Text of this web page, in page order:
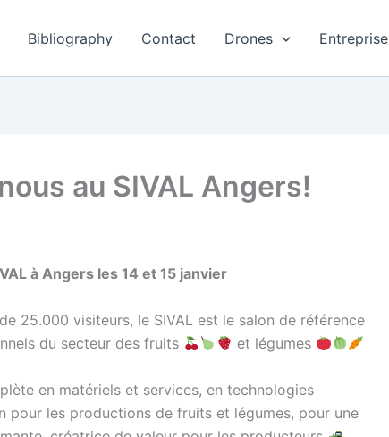
Bibliography Contact Drones Entreprise
au SIVAL Angers!
à Angers les 14 et 15 janvier
25.000 visiteurs, le SIVAL est le salon de référence
du secteur des fruits
et légumes
en matériels et services, en technologies
pour les productions de fruits et légumes, pour une